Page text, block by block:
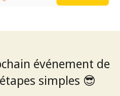
événement de
simples 😎